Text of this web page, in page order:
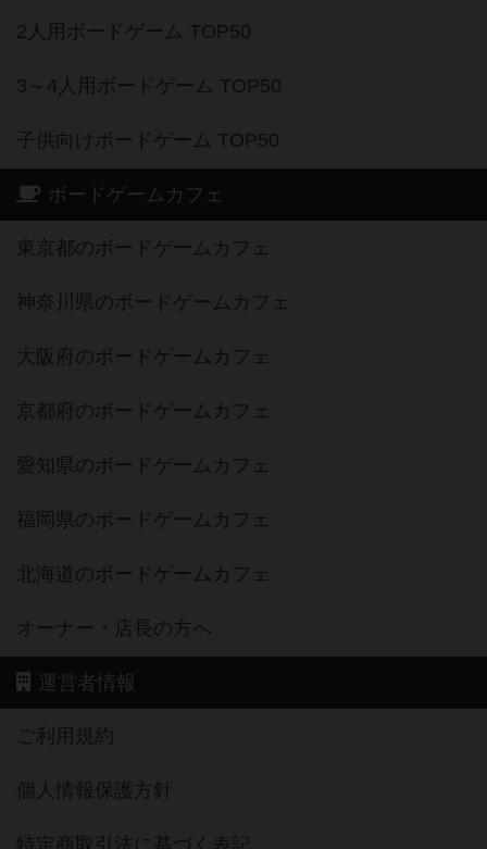
2人用ボードゲーム TOP50
3～4人用ボードゲーム TOP50
子供向けボードゲーム TOP50
ボードゲームカフェ
東京都のボードゲームカフェ
神奈川県のボードゲームカフェ
大阪府のボードゲームカフェ
京都府のボードゲームカフェ
愛知県のボードゲームカフェ
福岡県のボードゲームカフェ
北海道のボードゲームカフェ
オーナー・店長の方へ
運営者情報
ご利用規約
個人情報保護方針